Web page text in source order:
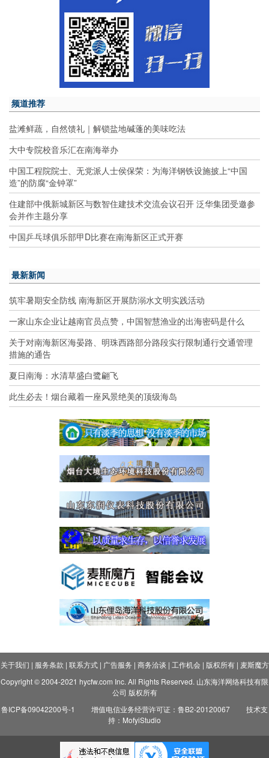
频道推荐
盐滩鲜蔬，自然馈礼｜解锁盐地碱蓬的美味吃法
大中专院校音乐汇在南海举办
中国工程院院士、无党派人士侯保荣：为海洋钢铁设施披上“中国
造”的防腐“金钟罩”
住建部中俄新城新区与数智住建技术交流会议召开 泛华集团受邀参
会并作主题分享
中国乒乓球俱乐部甲D比赛在南海新区正式开赛
最新新闻
筑牢暑期安全防线 南海新区开展防溺水文明实践活动
一家山东企业让越南官员点赞，中国智慧渔业的出海密码是什么
关于对南海新区海晏路、明珠西路部分路段实行限制通行交通管理
措施的通告
夏日南海：水清草盛白鹭翩飞
此生必去！烟台藏着一座风景绝美的顶级海岛
关于我们 | 服务条款 | 联系方式| 广告服务 | 商务洽谈 | 工作机会| 版权所有| 麦斯魔方
Copyright © 2004-2021 hycfw.com Inc. All Rights Reserved. 山东海洋网络科技有限
公司 版权所有
鲁ICP备09042200号-1
增值电信业务经营许可证：鲁B2-20120067
技术支
持：MofyiStudio